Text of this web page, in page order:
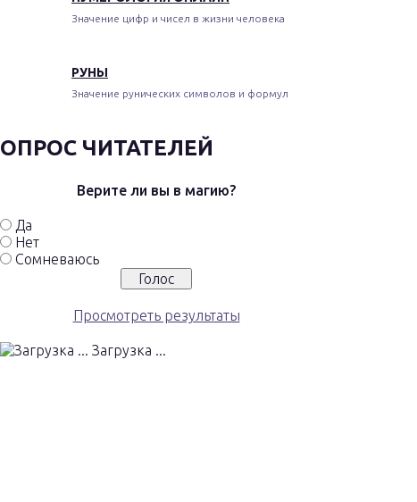
Значение цифр и чисел в жизни человека
РУНЫ
Значение рунических символов и формул
ОПРОС ЧИТАТЕЛЕЙ
Верите ли вы в магию?
Да
Нет
Сомневаюсь
Просмотреть результаты
Загрузка ...